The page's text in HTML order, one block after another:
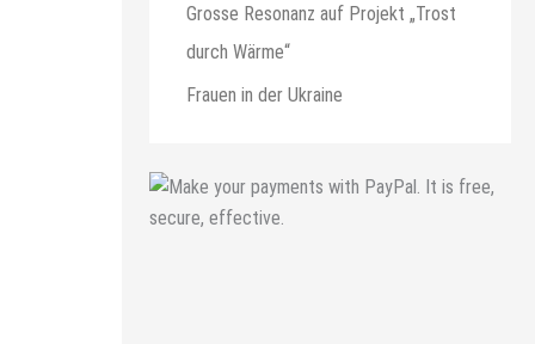
Grosse Resonanz auf Projekt „Trost
durch Wärme“
Frauen in der Ukraine